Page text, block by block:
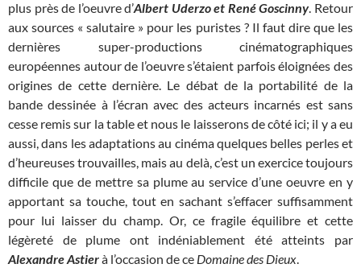
plus près de l’oeuvre d’Albert Uderzo et René Goscinny. Retour
aux sources « salutaire » pour les puristes ? Il faut dire que les
dernières super-productions cinématographiques
européennes autour de l’oeuvre s’étaient parfois éloignées des
origines de cette dernière. Le débat de la portabilité de la
bande dessinée à l’écran avec des acteurs incarnés est sans
cesse remis sur la table et nous le laisserons de côté ici; il y a eu
aussi, dans les adaptations au cinéma quelques belles perles et
d’heureuses trouvailles, mais au delà, c’est un exercice toujours
difficile que de mettre sa plume au service d’une oeuvre en y
apportant sa touche, tout en sachant s’effacer suffisamment
pour lui laisser du champ. Or, ce fragile équilibre et cette
légèreté de plume ont indéniablement été atteints par
Alexandre Astierà l’occasion de ce Domaine des Dieux.